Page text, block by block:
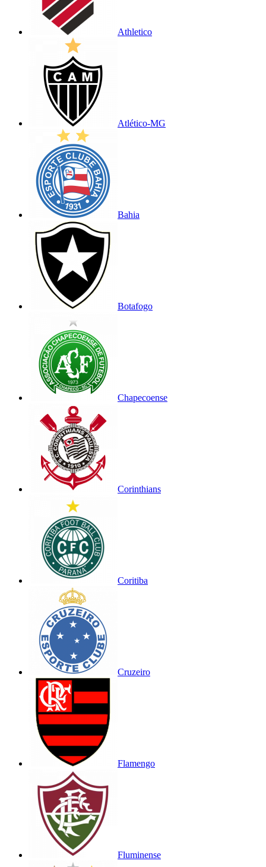
Athletico
Atlético-MG
Bahia
Botafogo
Chapecoense
Corinthians
Coritiba
Cruzeiro
Flamengo
Fluminense